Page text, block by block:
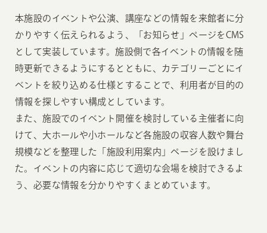
本施設のイベントや公演、講座などの情報を来館者に分
かりやすく伝えられるよう、「お知らせ」ページをCMS
として実装しています。施設側で各イベントの情報を随
時更新できるようにするとともに、カテゴリーごとにイ
ベントを絞り込める仕様とすることで、利用者が目的の
情報を探しやすい構成としています。
また、施設でのイベント開催を検討している主催者に向
けて、大ホールや小ホールなど各施設の収容人数や舞台
規模などを整理した「施設利用案内」ページを設けまし
た。イベントの内容に応じて適切な会場を検討できるよ
う、必要な情報を分かりやすくまとめています。